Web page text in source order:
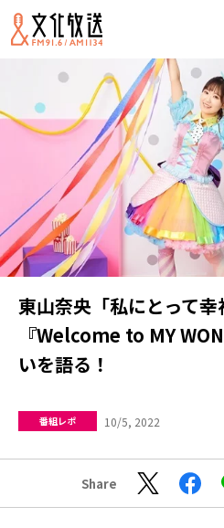
東山奈央「私にとって
『Welcome to MY
いを語る！
番組レポ 10/5, 2022
Share